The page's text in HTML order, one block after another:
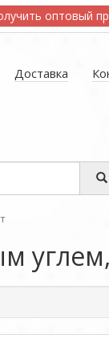
оптовый
Доставка